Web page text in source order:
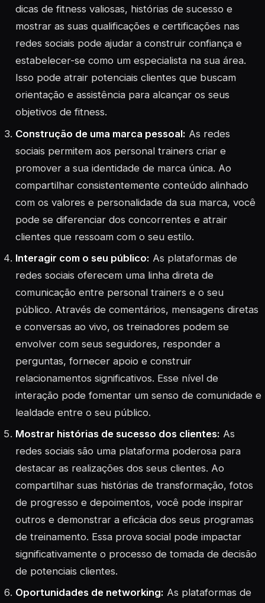
dicas de fitness valiosas, histórias de sucesso e
mostrar as suas qualificações e certificações nas
redes sociais pode ajudar a construir confiança e
estabelecer-se como um especialista na sua área.
Isso pode atrair potenciais clientes que buscam
orientação e assistência para alcançar os seus
objetivos de fitness.
Construção de uma marca pessoal: As redes
sociais permitem aos personal trainers criar e
promover a sua identidade de marca única. Ao
compartilhar consistentemente conteúdo alinhado
com os valores e personalidade da sua marca, você
pode se diferenciar dos concorrentes e atrair
clientes que ressoam com o seu estilo.
Interagir com o seu público: As plataformas de
redes sociais oferecem uma linha direta de
comunicação entre personal trainers e o seu
público. Através de comentários, mensagens diretas
e conversas ao vivo, os treinadores podem se
envolver com seus seguidores, responder a
perguntas, fornecer apoio e construir
relacionamentos significativos. Esse nível de
interação pode fomentar um senso de comunidade e
lealdade entre o seu público.
Mostrar histórias de sucesso dos clientes: As
redes sociais são uma plataforma poderosa para
destacar as realizações dos seus clientes. Ao
compartilhar suas histórias de transformação, fotos
de progresso e depoimentos, você pode inspirar
outros e demonstrar a eficácia dos seus programas
de treinamento. Essa prova social pode impactar
significativamente o processo de tomada de decisão
de potenciais clientes.
Oportunidades de networking: As plataformas de